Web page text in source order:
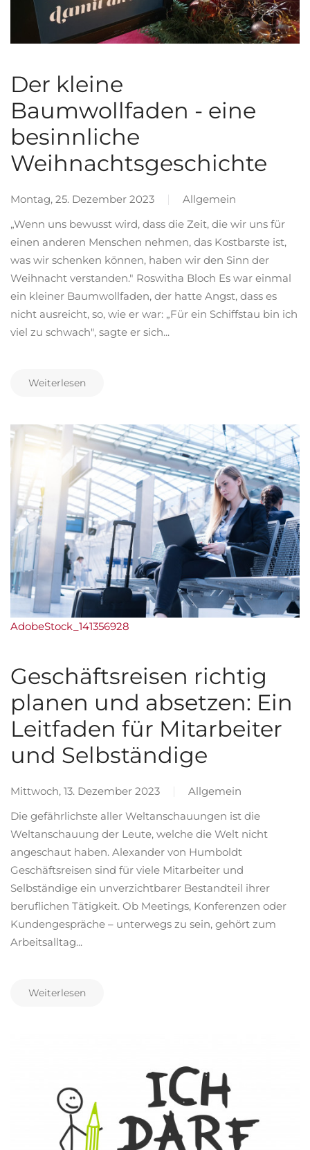
Der kleine
Baumwollfaden - eine
besinnliche
Weihnachtsgeschichte
Montag, 25. Dezember 2023
Allgemein
„Wenn uns bewusst wird, dass die Zeit, die wir uns für
einen anderen Menschen nehmen, das Kostbarste ist,
was wir schenken können, haben wir den Sinn der
Weihnacht verstanden." Roswitha Bloch Es war einmal
ein kleiner Baumwollfaden, der hatte Angst, dass es
nicht ausreicht, so, wie er war: „Für ein Schiffstau bin ich
viel zu schwach", sagte er sich...
Weiterlesen
AdobeStock_141356928
Geschäftsreisen richtig
planen und absetzen: Ein
Leitfaden für Mitarbeiter
und Selbständige
Mittwoch, 13. Dezember 2023
Allgemein
Die gefährlichste aller Weltanschauungen ist die
Weltanschauung der Leute, welche die Welt nicht
angeschaut haben. Alexander von Humboldt
Geschäftsreisen sind für viele Mitarbeiter und
Selbständige ein unverzichtbarer Bestandteil ihrer
beruflichen Tätigkeit. Ob Meetings, Konferenzen oder
Kundengespräche – unterwegs zu sein, gehört zum
Arbeitsalltag...
Weiterlesen